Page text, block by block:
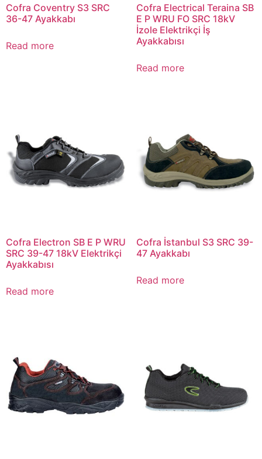
Cofra Coventry S3 SRC
36-47 Ayakkabı
Read more
Cofra Electrical Teraina SB
E P WRU FO SRC 18kV
İzole Elektrikçi İş
Ayakkabısı
Read more
Cofra Electron SB E P WRU
SRC 39-47 18kV Elektrikçi
Ayakkabısı
Read more
Cofra İstanbul S3 SRC 39-
47 Ayakkabı
Read more